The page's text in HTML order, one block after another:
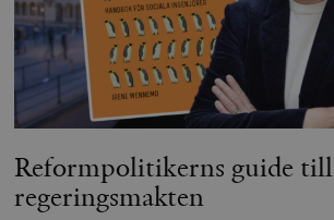
Reformpolitikerns guide till
regeringsmakten